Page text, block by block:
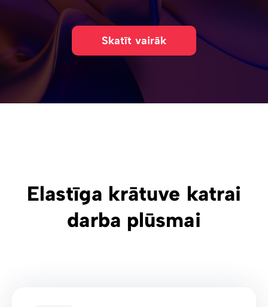
Skatīt vairāk
Elastīga krātuve katrai
darba plūsmai